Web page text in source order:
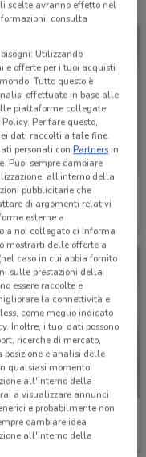
+ Medical Parafarmacia
il 08/09
Club Salute
il 31/08
scelte avranno effetto nel
consulta
Utilizzando
e offerte per i tuoi acquisti
Tutto questo è
effettuate in base alle
piattaforme collegate,
Per fare questo,
dati raccolti a tale fine.
personali conPartnersin
Puoi sempre cambiare
all’interno della
pubblicitarie che
di argomenti relativi
esterne a
a noi collegato ci informa
mostrarti delle offerte a
caso in cui abbia fornito
sulle prestazioni della
essere raccolte e
la connettività e
come meglio indicato
Inoltre, i tuoi dati possono
ricerche di mercato,
e analisi delle
qualsiasi momento
all'interno della
a visualizzare annunci
e probabilmente non
cambiare idea
all'interno della